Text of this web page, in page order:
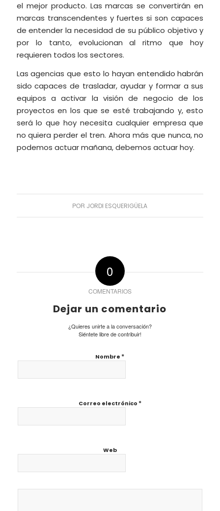
el mejor producto. Las marcas se convertirán en
marcas transcendentes y fuertes si son capaces
de entender la necesidad de su público objetivo y
por lo tanto, evolucionan al ritmo que hoy
requieren todos los sectores.
Las agencias que esto lo hayan entendido habrán
sido capaces de trasladar, ayudar y formar a sus
equipos a activar la visión de negocio de los
proyectos en los que se esté trabajando y, esto
será lo que hoy necesita cualquier empresa que
no quiera perder el tren. Ahora más que nunca, no
podemos actuar mañana, debemos actuar hoy.
POR JORDI ESQUERIGÜELA
0
COMENTARIOS
Dejar un comentario
¿Quieres unirte a la conversación?
Siéntete libre de contribuir!
Nombre *
Correo electrónico *
Web